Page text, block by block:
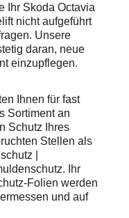
5
Schutzpads
sollten die
Griffmulden
Folie mit
beigelegter
diese danach
anstreichen -
Lackschutzfolie
heraus in alle
ausstreichen.
kontaktieren
telefonisch.
Ihr Skoda Octavia
nicht aufgeführt
Unsere
daran, neue
einzupflegen.
Ihnen für fast
Sortiment an
Schutz Ihres
Stellen als
|
Ihr
Folien werden
und auf